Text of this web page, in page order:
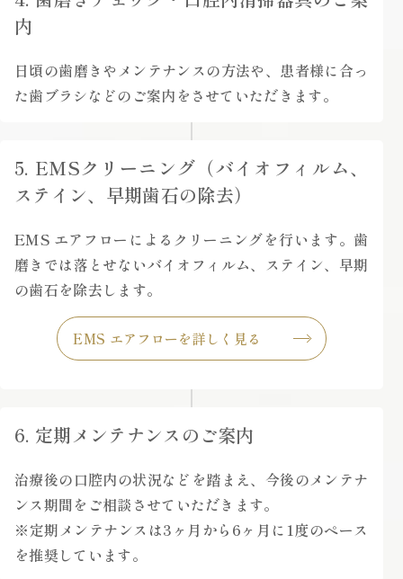
内
日頃の歯磨きやメンテナンスの方法や、患者様に合っ
た歯ブラシなどのご案内をさせていただきます。
5. EMSクリーニング（バイオフィルム、
ステイン、早期歯石の除去）
EMS エアフローによるクリーニングを行います。歯
磨きでは落とせないバイオフィルム、ステイン、早期
の歯石を除去します。
EMS エアフローを詳しく見る
6. 定期メンテナンスのご案内
治療後の口腔内の状況などを踏まえ、今後のメンテナ
ンス期間をご相談させていただきます。
※定期メンテナンスは3ヶ月から6ヶ月に1度のペース
を推奨しています。